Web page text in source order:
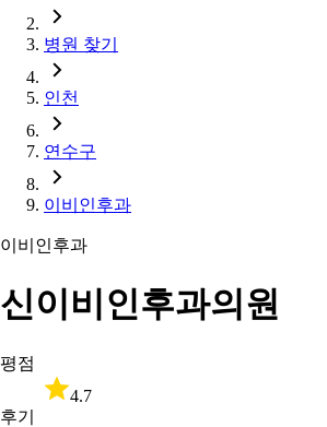
병원 찾기
인천
연수구
이비인후과
이비인후과
신이비인후과의원
평점
4.7
후기